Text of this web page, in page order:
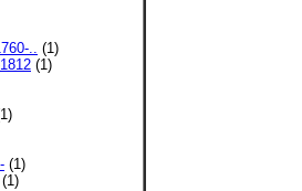
.. (1)
(1)
(1)
(1)